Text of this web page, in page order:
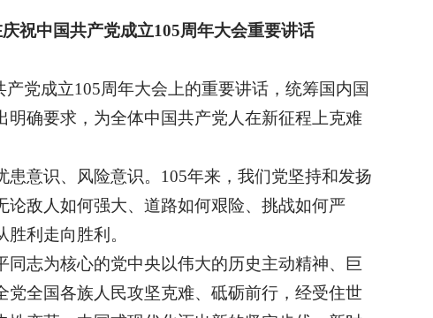
祝中国共产党成立105周年大会重要讲话
党成立105周年大会上的重要讲话，统筹国内国
确要求，为全体中国共产党人在新征程上克难
意识、风险意识。105年来，我们党坚持和发扬
敌人如何强大、道路如何艰险、挑战如何严
利走向胜利。
志为核心的党中央以伟大的历史主动精神、巨
全国各族人民攻坚克难、砥砺前行，经受住世